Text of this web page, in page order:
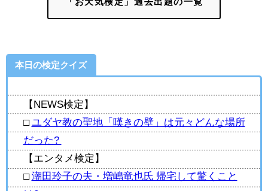
本日の検定クイズ
【NEWS検定】
□ ユダヤ教の聖地「嘆きの壁」は元々どんな場所
だった?
【エンタメ検定】
□潮田玲子の夫・増嶋竜也氏 帰宅して驚くこと